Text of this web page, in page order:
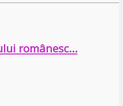
românesc…